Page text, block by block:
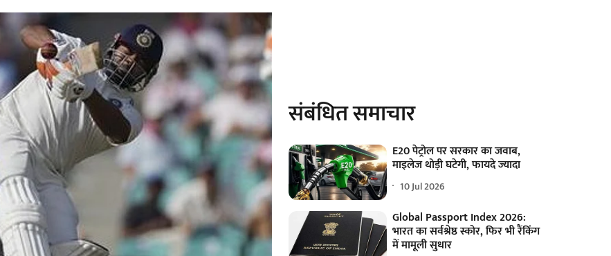
संबंधित समाचार
E20 पेट्रोल पर सरकार का जवाब,
माइलेज थोड़ी घटेगी, फायदे ज्यादा
10 Jul 2026
Global Passport Index 2026:
भारत का सर्वश्रेष्ठ स्कोर, फिर भी रैंकिंग
में मामूली सुधार